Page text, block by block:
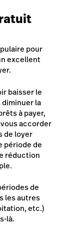
pour
excellent
baisser le
la
à payer,
accorder
de loyer
période de
réduction
de
les autres
etc.)
là.